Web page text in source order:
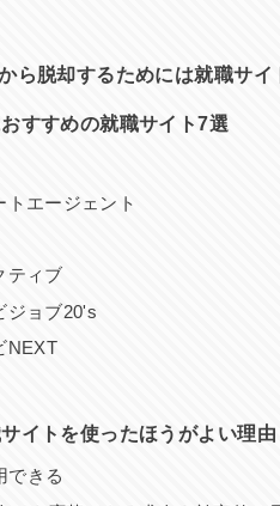
ら脱却するためには就職サイ
すすめの就職サイト7選
トエージェント
ティブ
ジョブ20's
NEXT
イトを使ったほうがよい理由
できる